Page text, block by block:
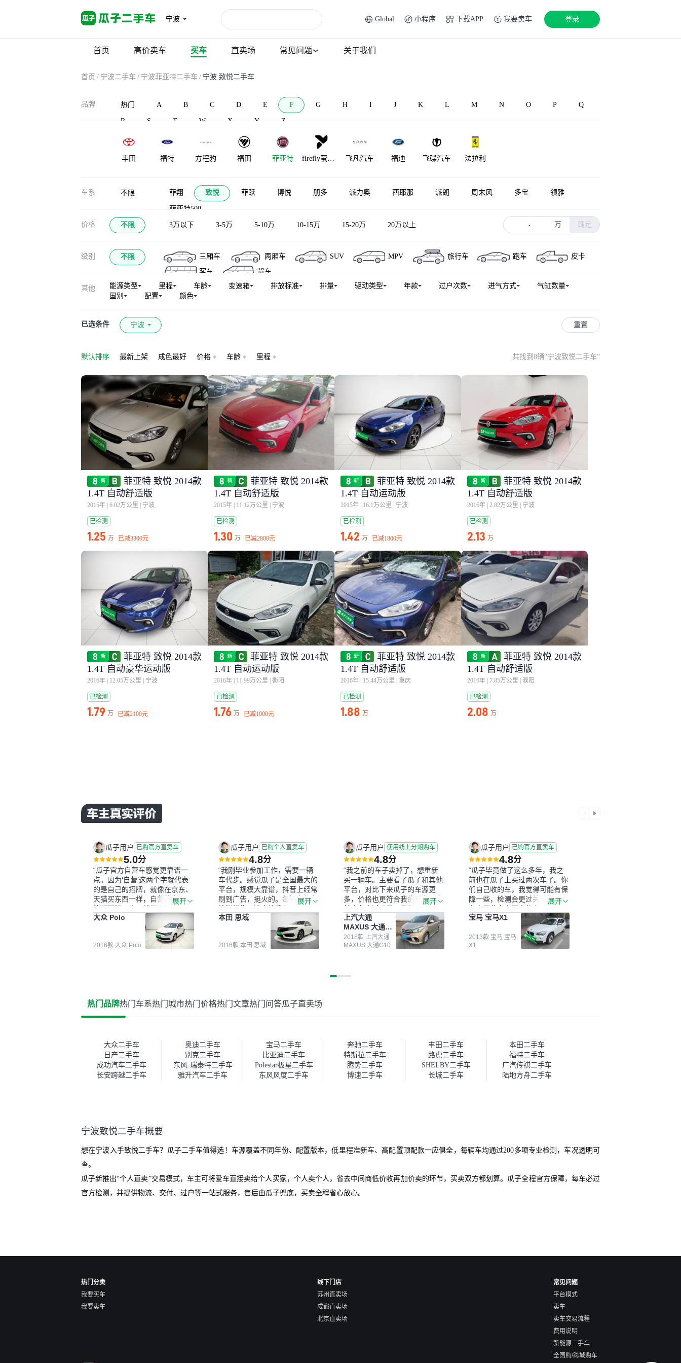
宁波 Global 小程序 下载APP 我要卖车 登录
首页 高价卖车 买车 直卖场 常见问题 关于我们
首页 / 宁波二手车 / 宁波菲亚特二手车 / 宁波 致悦二手车
品牌 热门 A B C D E F G H I J K L M N O P Q
R S T W X Y Z
丰田 福特 方程豹 福田 菲亚特
firefly萤火
飞凡汽车 福迪 飞碟汽车 法拉利
车系 不限 菲翔 致悦 菲跃 博悦 朋多 派力奥 西耶那 派朗 周末风 多宝 领雅
菲亚特500
价格 不限 3万以下 3-5万 5-10万 10-15万 15-20万 20万以上 - 万 确定
级别 不限 三厢车 两厢车 SUV MPV 旅行车 跑车
皮卡
客车
货车
其他 能源类型 里程 车龄 变速箱 排放标准 排量 驱动类型 年款 过户次数 进气方式
气缸数量
国别
配置 颜色
已选条件 宁波 重置
默认排序 最新上架 成色最好 价格 车龄 里程 共找到8辆“宁波致悦二手车”
菲亚特 致悦 2014款
1.4T 自动舒适版
2015年 6.02万公里 宁波
已检测
1.25 万 已减3300元
菲亚特 致悦 2014款
1.4T 自动舒适版
2015年 11.12万公里 宁波
已检测
1.30 万 已减2800元
菲亚特 致悦 2014款
1.4T 自动运动版
2015年 16.1万公里 宁波
已检测
1.42 万 已减1800元
菲亚特 致悦 2014款
1.4T 自动舒适版
2016年 2.82万公里 宁波
已检测
2.13 万
菲亚特 致悦 2014款
1.4T 自动豪华运动版
2016年 12.05万公里 宁波
已检测
1.79 万 已减2100元
菲亚特 致悦 2014款
1.4T 自动运动版
2016年 11.99万公里 衡阳
已检测
1.76 万 已减1000元
菲亚特 致悦 2014款
1.4T 自动舒适版
2016年 15.44万公里 重庆
已检测
1.88 万
菲亚特 致悦 2014款
1.4T 自动舒适版
2016年 7.85万公里 濮阳
已检测
2.08 万
瓜子用户 已购官方直卖车
5.0分
“瓜子官方自营车感觉更靠谱一
点。因为‘自营’这两个字就代表
的是自己的招牌，就像在京东、
天猫买东西一样，自营的东西可
能都要好一点。就是这种刻板印
象吧。一开始买二手车的时候，
我确实有担心过事故车、泡水车
这些问题。瓜子的检测报告其实
并不能完全打消顾虑，因为我也
果跟你们的报告是符合的，所以
这次车况没问题。购车流程挺快
车。去之前我提前跟交接人员说
好，到了之后要当着我的面再做
一次复检，你们也安排了师傅，
服务可以，速度很快。体验下来
自营车的感觉是要比个人车好一
我协商，主动权在平台手里。”
展开
大众 Polo
2016款 大众 Polo
瓜子用户 已购个人直卖车
4.8分
“我刚毕业参加工作，需要一辆
车代步。感觉瓜子是全国最大的
平台，规模大靠谱，抖音上经常
刷到广告，挺火的。每辆车都有
检测报告，这个让我很放心。去
外面买车全凭卖家一张嘴，不敢
买。我买了本田思域，白色，过
户次数少，公里数符合，虽然价
格比我心理预期略高一点，但瓜
价格比车商那便宜，车况也有检
展开
本田 思域
2016款 本田 思域
瓜子用户 使用线上分期购车
4.8分
“我之前的车子卖掉了，想重新
买一辆车。主要看了瓜子和其他
平台，对比下来瓜子的车源更
多，价格也更符合我的预期。之
前卖车来过瓜子，虽然价格没谈
成，但APP一直留着。瓜子毕竟
是大平台，整体印象还好。我最
终买了一台上汽大通，18年的
车，公里数9万多，符合我的要
捷，其他平台的分期需要到当地
障。”
展开
上汽大通
MAXUS 大通
G10
2018款 上汽大通
MAXUS 大通G10
瓜子用户 已购官方直卖车
4.8分
“瓜子毕竟做了这么多年，我之
前也在瓜子上买过两次车了。你
们自己收的车，我觉得可能有保
障一些，检测会更过关一些。平
台自己收上来再卖的车，应该更
可靠。我买的是宝马X1，主要看
中它的价格和公里数比较合适。
另外，瓜子承诺无火烧、无事
故、无泡水、无调表，在平台自
帮我谈价。自营车我讲过价，最
后是通过花一块钱买优惠券的方
式，便宜了800块钱成交。”
展开
宝马 宝马X1
2013款 宝马 宝马
X1
热门品牌热门车系热门城市热门价格热门文章热门问答瓜子直卖场
大众二手车 奥迪二手车 宝马二手车 奔驰二手车 丰田二手车
本田二手车
日产二手车
别克二手车 比亚迪二手车 特斯拉二手车 路虎二手车
福特二手车
成功汽车二手车
东风·瑞泰特二手车 Polestar极星二手车 腾势二手车 SHELBY二手车
广汽传祺二手车
长安跨越二手车
雅升汽车二手车 东风风度二手车 博速二手车 长城二手车 陆地方舟二手车
宁波致悦二手车概要
想在宁波入手致悦二手车？瓜子二手车值得选！车源覆盖不同年份、配置版本，低里程准新车、高配置顶配款一应俱全，每辆车均通过200多项专业检测，车况透明可
查。
瓜子新推出“个人直卖”交易模式，车主可将爱车直接卖给个人买家，个人卖个人，省去中间商低价收再加价卖的环节，买卖双方都划算。瓜子全程官方保障，每车必过
官方检测，并提供物流、交付、过户等一站式服务，售后由瓜子兜底，买卖全程省心放心。
热门分类
我要买车
我要卖车
线下门店
苏州直卖场
成都直卖场
北京直卖场
常见问题
平台模式
卖车
卖车交易流程
费用说明
新能源二手车
全国购/跨城购车